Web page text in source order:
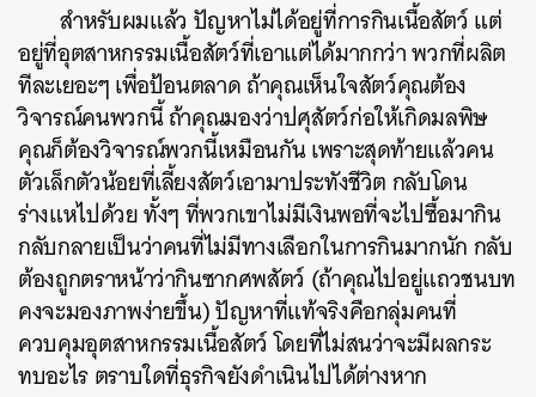
สำหรับผมแล้ว ปัญหาไม่ได้อยู่ที่การกินเนื้อสัตว์ แต่
อยู่ที่อุตสาหกรรมเนื้อสัตว์ที่เอาแต่ได้มากกว่า พวกที่ผลิต
ทีละเยอะๆ เพื่อป้อนตลาด ถ้าคุณเห็นใจสัตว์คุณต้อง
วิจารณ์คนพวกนี้ ถ้าคุณมองว่าปศุสัตว์ก่อให้เกิดมลพิษ
คุณก็ต้องวิจารณ์พวกนี้เหมือนกัน เพราะสุดท้ายแล้วคน
ตัวเล็กตัวน้อยที่เลี้ยงสัตว์เอามาประทังชีวิต กลับโดน
ร่างแหไปด้วย ทั้งๆ ที่พวกเขาไม่มีเงินพอที่จะไปซื้อมากิน
กลับกลายเป็นว่าคนที่ไม่มีทางเลือกในการกินมากนัก กลับ
ต้องถูกตราหน้าว่ากินซากศพสัตว์ (ถ้าคุณไปอยู่แถวชนบท
คงจะมองภาพง่ายขึ้น) ปัญหาที่แท้จริงคือกลุ่มคนที่
ควบคุมอุตสาหกรรมเนื้อสัตว์ โดยที่ไม่สนว่าจะมีผลกระ
ทบอะไร ตราบใดที่ธุรกิจยังดำเนินไปได้ต่างหาก